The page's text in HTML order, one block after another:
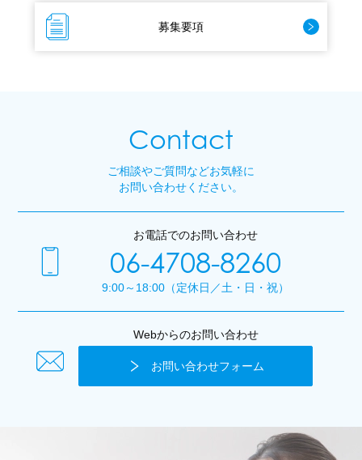
募集要項
Contact
ご相談やご質問などお気軽に
お問い合わせください。
お電話でのお問い合わせ
06-4708-8260
9:00～18:00（定休日／土・日・祝）
Webからのお問い合わせ
お問い合わせフォーム